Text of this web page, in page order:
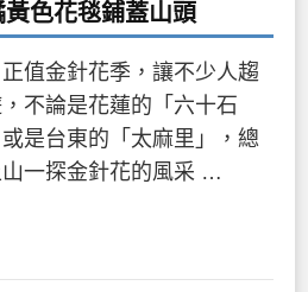
色花毯鋪蓋山頭
值金針花季，讓不少人趨
不論是花蓮的「六十石
是台東的「太麻里」，總
一探金針花的風采 …